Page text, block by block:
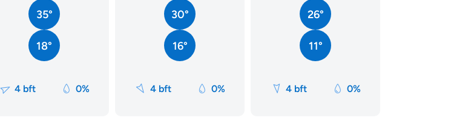
35°
18°
4 bft 0%
30°
16°
4 bft 0%
26°
11°
4 bft 0%